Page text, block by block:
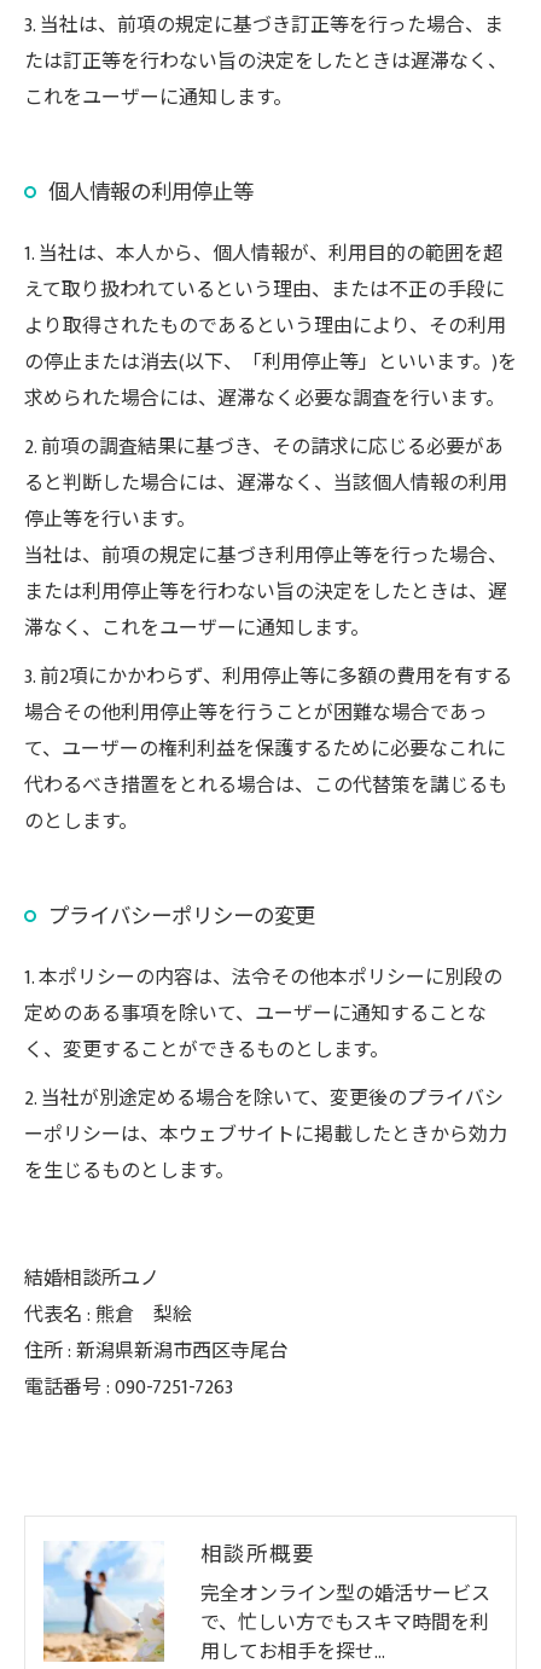
3. 当社は、前項の規定に基づき訂正等を行った場合、ま
たは訂正等を行わない旨の決定をしたときは遅滞なく、
これをユーザーに通知します。
個人情報の利用停止等
1. 当社は、本人から、個人情報が、利用目的の範囲を超
えて取り扱われているという理由、または不正の手段に
より取得されたものであるという理由により、その利用
の停止または消去(以下、「利用停止等」といいます。)を
求められた場合には、遅滞なく必要な調査を行います。
2. 前項の調査結果に基づき、その請求に応じる必要があ
ると判断した場合には、遅滞なく、当該個人情報の利用
停止等を行います。
当社は、前項の規定に基づき利用停止等を行った場合、
または利用停止等を行わない旨の決定をしたときは、遅
滞なく、これをユーザーに通知します。
3. 前2項にかかわらず、利用停止等に多額の費用を有する
場合その他利用停止等を行うことが困難な場合であっ
て、ユーザーの権利利益を保護するために必要なこれに
代わるべき措置をとれる場合は、この代替策を講じるも
のとします。
プライバシーポリシーの変更
1. 本ポリシーの内容は、法令その他本ポリシーに別段の
定めのある事項を除いて、ユーザーに通知することな
く、変更することができるものとします。
2. 当社が別途定める場合を除いて、変更後のプライバシ
ーポリシーは、本ウェブサイトに掲載したときから効力
を生じるものとします。
結婚相談所ユノ
代表名 : 熊倉 梨絵
住所 : 新潟県新潟市西区寺尾台
電話番号 : 090-7251-7263
相談所概要
完全オンライン型の婚活サービス
で、忙しい方でもスキマ時間を利
用してお相手を探せ…